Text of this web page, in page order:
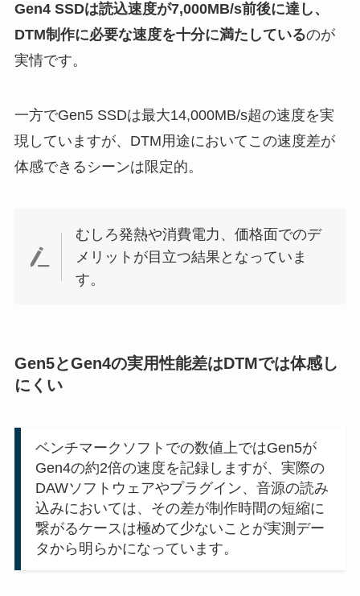
Gen4 SSDは読込速度が7,000MB/s前後に達し、
DTM制作に必要な速度を十分に満たしているのが
実情です。
一方でGen5 SSDは最大14,000MB/s超の速度を実
現していますが、DTM用途においてこの速度差が
体感できるシーンは限定的。
むしろ発熱や消費電力、価格面でのデ
メリットが目立つ結果となっていま
す。
Gen5とGen4の実用性能差はDTMでは体感し
にくい
ベンチマークソフトでの数値上ではGen5が
Gen4の約2倍の速度を記録しますが、実際の
DAWソフトウェアやプラグイン、音源の読み
込みにおいては、その差が制作時間の短縮に
繋がるケースは極めて少ないことが実測デー
タから明らかになっています。